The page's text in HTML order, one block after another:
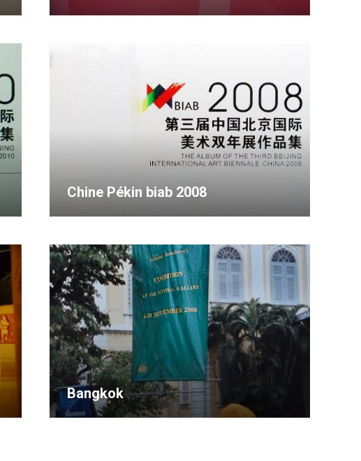
Chine Pékin biab 2008
Bangkok